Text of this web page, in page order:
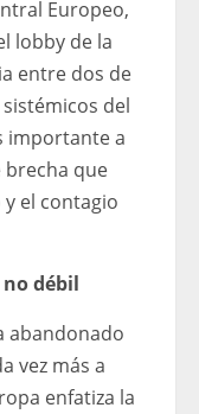
Europeo,
lobby de la
entre dos de
del
importante a
que
el contagio
débil
abandonado
vez más a
enfatiza la